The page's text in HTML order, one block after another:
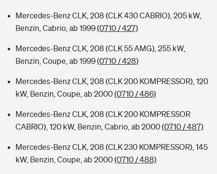
Mercedes-Benz CLK, 208 (CLK 430 CABRIO), 205 kW,
Benzin, Cabrio, ab 1999(0710 / 427)
Mercedes-Benz CLK, 208 (CLK 55 AMG), 255 kW,
Benzin, Coupe, ab 1999(0710 / 428)
Mercedes-Benz CLK, 208 (CLK 200 KOMPRESSOR), 120
kW, Benzin, Coupe, ab 2000(0710 / 486)
Mercedes-Benz CLK, 208 (CLK 200 KOMPRESSOR
CABRIO), 120 kW, Benzin, Cabrio, ab 2000(0710 / 487)
Mercedes-Benz CLK, 208 (CLK 230 KOMPRESSOR), 145
kW, Benzin, Coupe, ab 2000(0710 / 488)